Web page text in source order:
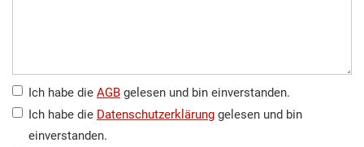
Ich habe die AGB gelesen und bin einverstanden.
Ich habe die Datenschutzerklärung gelesen und bin
einverstanden.